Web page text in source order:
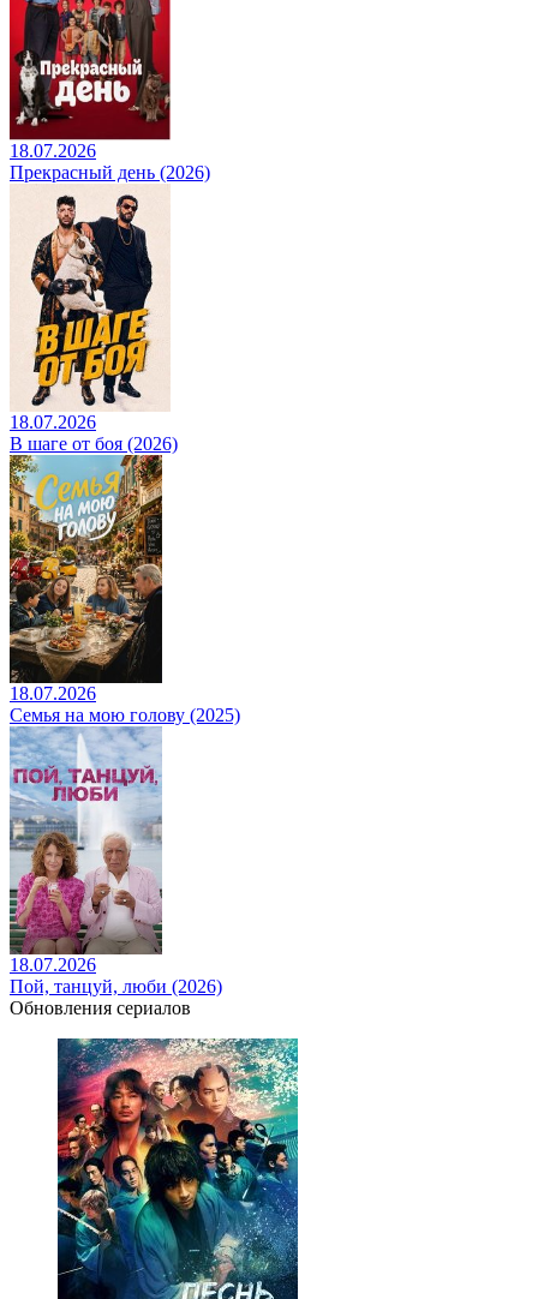
18.07.2026
Прекрасный день (2026)
18.07.2026
В шаге от боя (2026)
18.07.2026
Семья на мою голову (2025)
18.07.2026
Пой, танцуй, люби (2026)
Обновления сериалов